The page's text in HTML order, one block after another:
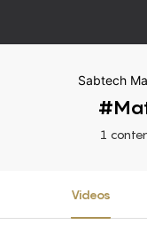
Sabtech
1
Videos